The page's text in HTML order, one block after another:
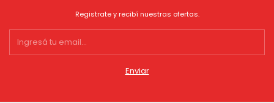
Registrate y recibí nuestras ofertas.